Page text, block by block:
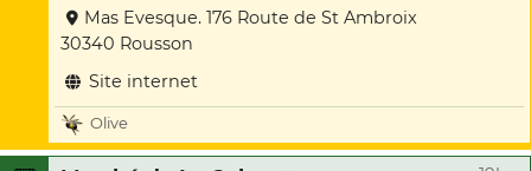
Mas Evesque. 176 Route de St Ambroix
30340 Rousson
Site internet
Olive